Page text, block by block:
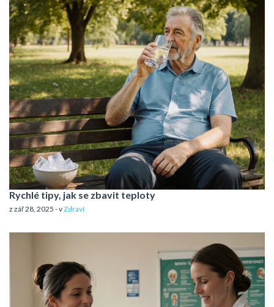
Rychlé tipy, jak se zbavit teploty
z zář 28, 2025 - vZdraví